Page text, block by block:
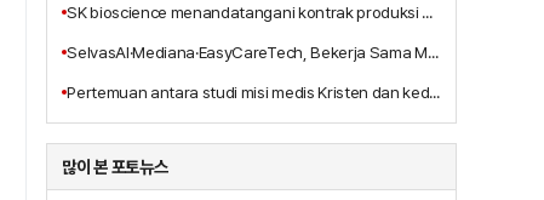
SK bioscience menandatangani kontrak produksi alih daya vaksin Ebola MSD dengan anak perusahaannya, IDT Biologika
SelvasAI·Mediana·EasyCareTech, Bekerja Sama Mengembangkan Solusi Bangsal Pintar Berbasis AI
Pertemuan antara studi misi medis Kristen dan kedokteran integratif, Terbitnya Buku Baru 'Pelayanan Penyembuhan Tritunggal Yesus Kristus'
많이 본 포토뉴스